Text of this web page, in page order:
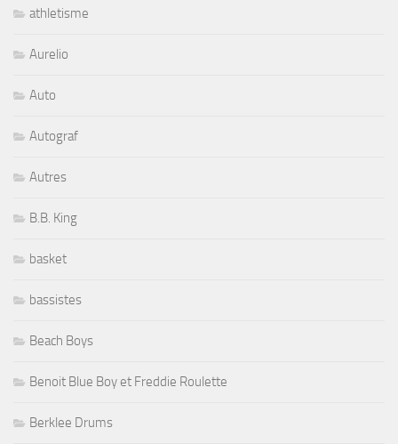
athletisme
Aurelio
Auto
Autograf
Autres
B.B. King
basket
bassistes
Beach Boys
Benoit Blue Boy et Freddie Roulette
Berklee Drums